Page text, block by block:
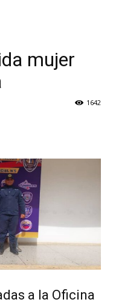
mujer
1642
a la Oficina